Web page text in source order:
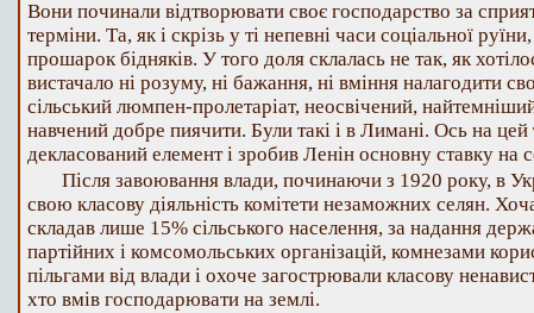
Вони починали відтворювати своє господарство за
терміни. Та, як і скрізь у ті непевні часи соціальної
прошарок бідняків. У того доля склалась не так, як
вистачало ні розуму, ні бажання, ні вміння налагодити
сільський люмпен-пролетаріат, неосвічений,
навчений добре пиячити. Були такі і в Лимані. Ось на
декласований елемент і зробив Ленін основну ставку на
Після завоювання влади, починаючи з 1920 року, в
свою класову діяльність комітети незаможних селян.
складав лише 15% сільського населення, за надання
партійних і комсомольських організацій, комнезами
пільгами від влади і охоче загострювали класову
хто вмів господарювати на землі.